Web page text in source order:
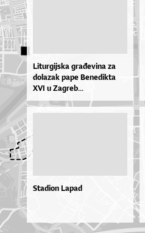
Li­tur­gij­ska gra­đe­vi­na za
do­la­zak pa­pe Be­ne­dik­ta
XVI u Za­greb...
Stadion Lapad